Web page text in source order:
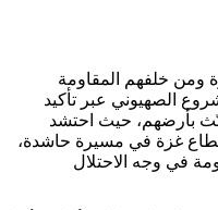
ومن خلفهم المقاومة
الصهيوني عبر تأكيد
بأرضهم، حيث احتشد
غزة في مسيرة حاشدة،
في وجه الاحتلال